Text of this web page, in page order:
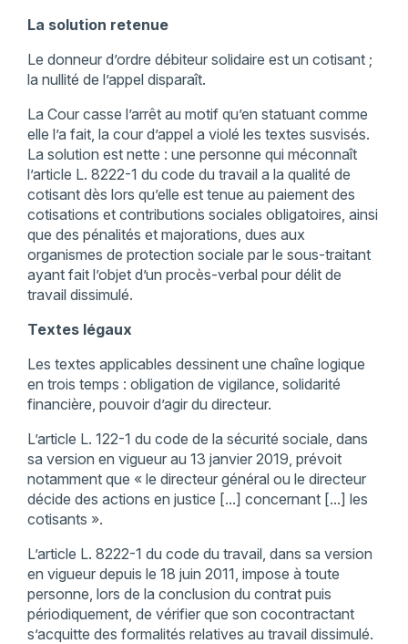
La solution retenue
Le donneur d’ordre débiteur solidaire est un cotisant ;
la nullité de l’appel disparaît.
La Cour casse l’arrêt au motif qu’en statuant comme
elle l’a fait, la cour d’appel a violé les textes susvisés.
La solution est nette : une personne qui méconnaît
l’article L. 8222-1 du code du travail a la qualité de
cotisant dès lors qu’elle est tenue au paiement des
cotisations et contributions sociales obligatoires, ainsi
que des pénalités et majorations, dues aux
organismes de protection sociale par le sous-traitant
ayant fait l’objet d’un procès-verbal pour délit de
travail dissimulé.
Textes légaux
Les textes applicables dessinent une chaîne logique
en trois temps : obligation de vigilance, solidarité
financière, pouvoir d’agir du directeur.
L’article L. 122-1 du code de la sécurité sociale, dans
sa version en vigueur au 13 janvier 2019, prévoit
notamment que « le directeur général ou le directeur
décide des actions en justice [...] concernant [...] les
cotisants ».
L’article L. 8222-1 du code du travail, dans sa version
en vigueur depuis le 18 juin 2011, impose à toute
personne, lors de la conclusion du contrat puis
périodiquement, de vérifier que son cocontractant
s’acquitte des formalités relatives au travail dissimulé.